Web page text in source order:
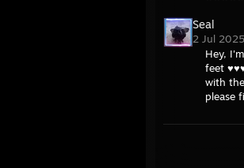
Seal
2 Jul
Hey,
feet
with
please